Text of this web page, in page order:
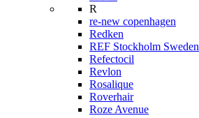
R
re-new copenhagen
Redken
REF Stockholm Sweden
Refectocil
Revlon
Rosalique
Roverhair
Roze Avenue